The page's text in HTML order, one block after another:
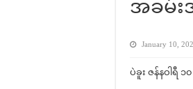
အခမ်း
January 10,
ပဲခူး ဇန်နဝါရီ ၁၀